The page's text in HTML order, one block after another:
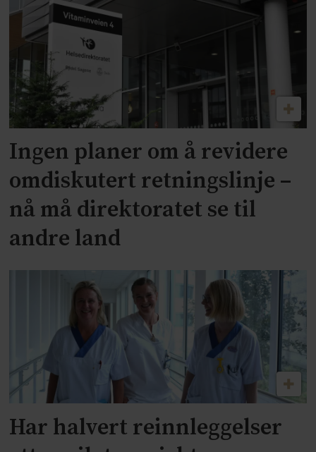
Ingen planer om å revidere
omdiskutert retningslinje –
nå må direktoratet se til
andre land
Har halvert reinnleggelser